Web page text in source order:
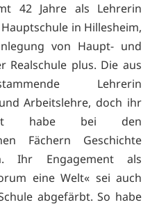
42 Jahre als Lehrerin
in Hillesheim,
von Haupt- und
Realschule plus. Die aus
Lehrerin
Arbeitslehre, doch ihr
habe bei den
Fächern Geschichte
Ihr Engagement als
eine Welt« sei auch
abgefärbt. So habe